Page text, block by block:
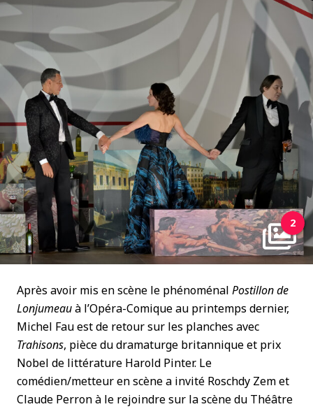
2
Après avoir mis en scène le phénoménal Postillon de
Lonjumeauà l’Opéra-Comique au printemps dernier,
Michel Fau est de retour sur les planches avec
Trahisons, pièce du dramaturge britannique et prix
Nobel de littérature Harold Pinter. Le
comédien/metteur en scène a invité Roschdy Zem et
Claude Perron à le rejoindre sur la scène du Théâtre